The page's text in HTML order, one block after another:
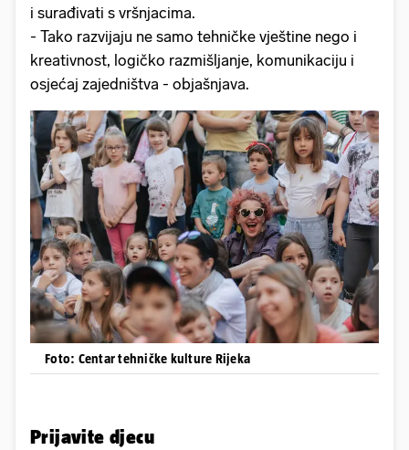
i surađivati s vršnjacima.
- Tako razvijaju ne samo tehničke vještine nego i
kreativnost, logičko razmišljanje, komunikaciju i
osjećaj zajedništva - objašnjava.
Foto: Centar tehničke kulture Rijeka
Prijavite djecu